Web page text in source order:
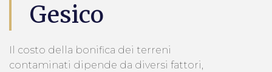
Gesico
Il costo della bonifica dei terreni
contaminati dipende da diversi fattori,